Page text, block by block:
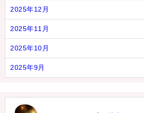
2025年12月
2025年11月
2025年10月
2025年9月